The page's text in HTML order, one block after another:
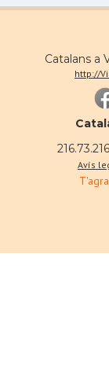
Catalans a
http://
Avís